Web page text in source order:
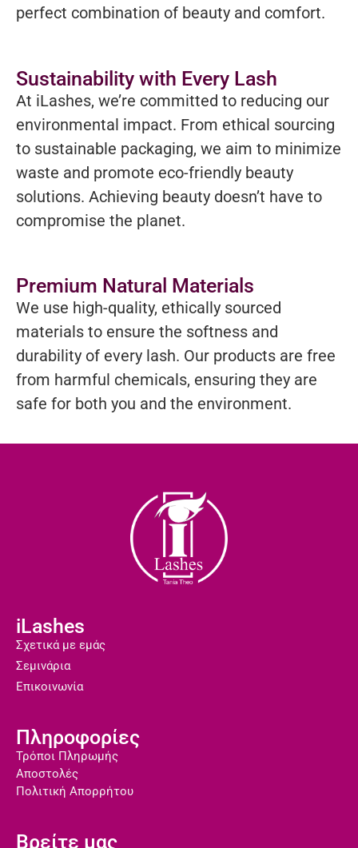
perfect combination of beauty and comfort.
Sustainability with Every Lash
At iLashes, we’re committed to reducing our
environmental impact. From ethical sourcing
to sustainable packaging, we aim to minimize
waste and promote eco-friendly beauty
solutions. Achieving beauty doesn’t have to
compromise the planet.
Premium Natural Materials
We use high-quality, ethically sourced
materials to ensure the softness and
durability of every lash. Our products are free
from harmful chemicals, ensuring they are
safe for both you and the environment.
iLashes
Σχετικά με εμάς
Σεμινάρια
Επικοινωνία
Πληροφορίες
Τρόποι Πληρωμής
Αποστολές
Πολιτική Απορρήτου
Βρείτε μας